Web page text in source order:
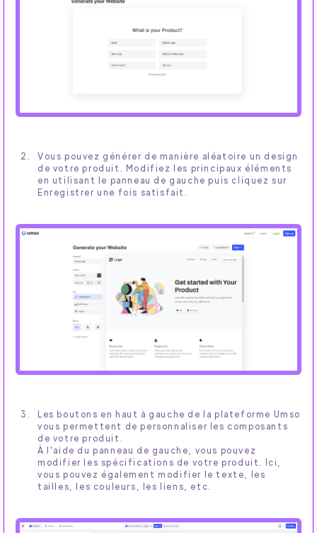
Vous pouvez générer de manière aléatoire un design
de votre produit. Modifiez les principaux éléments
en utilisant le panneau de gauche puis cliquez sur
Enregistrer une fois satisfait.
Les boutons en haut à gauche de la plateforme Umso
vous permettent de personnaliser les composants
de votre produit.
À l'aide du panneau de gauche, vous pouvez
modifier les spécifications de votre produit. Ici,
vous pouvez également modifier le texte, les
tailles, les couleurs, les liens, etc.